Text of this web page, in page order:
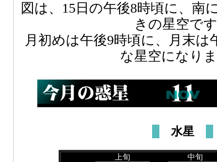
図は、15日の午後8時頃に、南
きの星空で
月初めは午後9時頃に、月末は
な星空になり
水星
上旬 中旬